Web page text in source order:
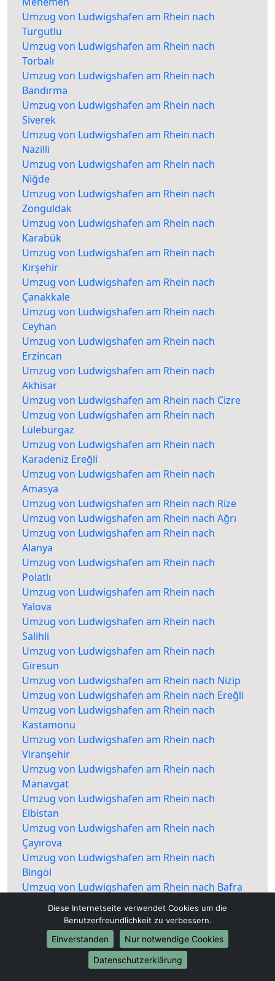
Umzug von Ludwigshafen am Rhein nach
Turgutlu
Umzug von Ludwigshafen am Rhein nach
Torbalı
Umzug von Ludwigshafen am Rhein nach
Bandırma
Umzug von Ludwigshafen am Rhein nach
Siverek
Umzug von Ludwigshafen am Rhein nach
Nazilli
Umzug von Ludwigshafen am Rhein nach
Niğde
Umzug von Ludwigshafen am Rhein nach
Zonguldak
Umzug von Ludwigshafen am Rhein nach
Karabük
Umzug von Ludwigshafen am Rhein nach
Kırşehir
Umzug von Ludwigshafen am Rhein nach
Çanakkale
Umzug von Ludwigshafen am Rhein nach
Ceyhan
Umzug von Ludwigshafen am Rhein nach
Erzincan
Umzug von Ludwigshafen am Rhein nach
Akhisar
Umzug von Ludwigshafen am Rhein nach Cizre
Umzug von Ludwigshafen am Rhein nach
Lüleburgaz
Umzug von Ludwigshafen am Rhein nach
Karadeniz Ereğli
Umzug von Ludwigshafen am Rhein nach
Amasya
Umzug von Ludwigshafen am Rhein nach Rize
Umzug von Ludwigshafen am Rhein nach Ağrı
Umzug von Ludwigshafen am Rhein nach
Alanya
Umzug von Ludwigshafen am Rhein nach
Polatlı
Umzug von Ludwigshafen am Rhein nach
Yalova
Umzug von Ludwigshafen am Rhein nach
Salihli
Umzug von Ludwigshafen am Rhein nach
Giresun
Umzug von Ludwigshafen am Rhein nach Nizip
Umzug von Ludwigshafen am Rhein nach Ereğli
Umzug von Ludwigshafen am Rhein nach
Kastamonu
Umzug von Ludwigshafen am Rhein nach
Viranşehir
Umzug von Ludwigshafen am Rhein nach
Manavgat
Umzug von Ludwigshafen am Rhein nach
Elbistan
Umzug von Ludwigshafen am Rhein nach
Çayırova
Umzug von Ludwigshafen am Rhein nach
Bingöl
Umzug von Ludwigshafen am Rhein nach Bafra
Umzug von Ludwigshafen am Rhein nach
Umzug von Ludwigshafen am Rhein nach
Nevşehir
Umzug von Ludwigshafen am Rhein nach
Diese Internetseite verwendet Cookies um die
Benutzerfreundlichkeit zu verbessern.
Einverstanden
Nur notwendige Cookies
Datenschutzerklärung